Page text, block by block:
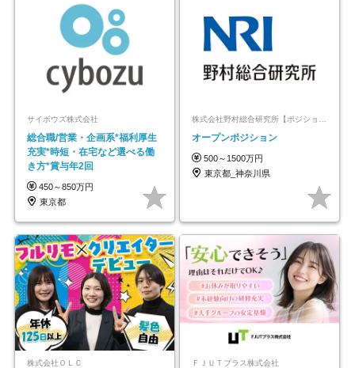
サイボウズ株式会社
総合職/営業・企画系*福利厚生
充実*時短・在宅など選べる働
き方*賞与年2回
450～850万円
東京都
オープンポジション
500～1500万円
東京都_神奈川県
株式会社ＯＬＣ ＦＪＵＴプラス株式会社